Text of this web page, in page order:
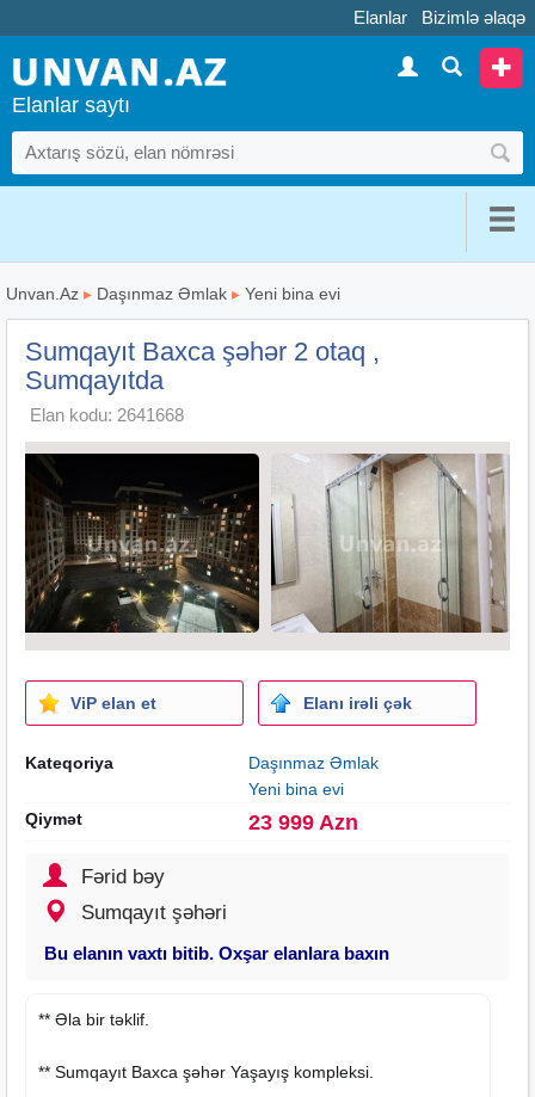
Elanlar Bizimlə əlaqə
Elanlar saytı
Unvan.Az ▸ Daşınmaz Əmlak ▸ Yeni bina evi
Sumqayıt Baxca şəhər 2 otaq ,
Sumqayıtda
Elan kodu: 2641668
ViP elan et Elanı irəli çək
Kateqoriya
Daşınmaz Əmlak
Yeni bina evi
Qiymət
23 999 Azn
Fərid bəy
Sumqayıt şəhəri
Bu elanın vaxtı bitib. Oxşar elanlara baxın
** Əla bir təklif.
** Sumqayıt Baxca şəhər Yaşayış kompleksi.